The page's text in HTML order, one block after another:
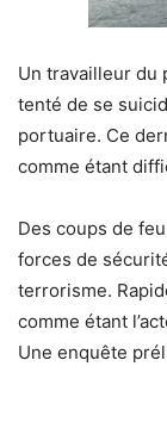
Un travailleur du
tenté de se
portuaire. Ce
comme étant
Des coups de
forces de
terrorisme.
comme étant
Une enquête